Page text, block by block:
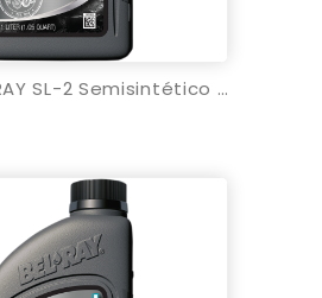
Aceite BEL-RAY SL-2 Semisintético 2T - 1L